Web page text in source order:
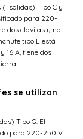
Tipo C y
para 220-
dos clavijas y no
tipo E está
16 A, tiene dos
se utilizan
Tipo G. El
para 220-250 V